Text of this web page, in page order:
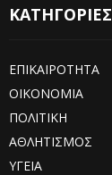
ΚΑΤΗΓΟΡΙΕΣ
ΕΠΙΚΑΙΡΟΤΗΤΑ
ΟΙΚΟΝΟΜΙΑ
ΠΟΛΙΤΙΚΗ
ΑΘΛΗΤΙΣΜΟΣ
ΥΓΕΙΑ